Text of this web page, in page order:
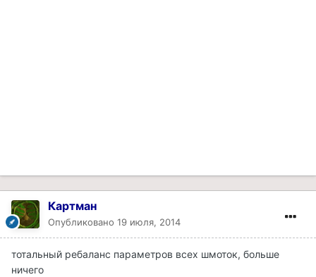
Картман
Опубликовано 19 июля, 2014
тотальный ребаланс параметров всех шмоток, больше
ничего